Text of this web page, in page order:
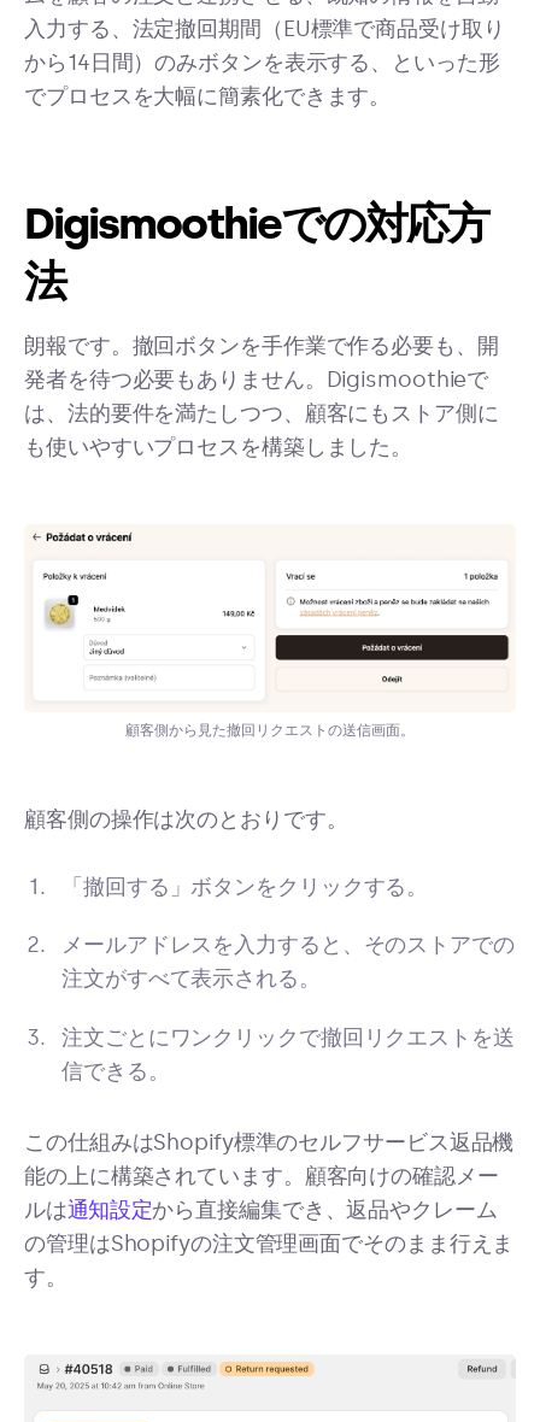
入力する、法定撤回期間（EU標準で商品受け取り
から14日間）のみボタンを表示する、といった形
でプロセスを大幅に簡素化できます。
Digismoothieでの対応方
法
朗報です。撤回ボタンを手作業で作る必要も、開
発者を待つ必要もありません。Digismoothieで
は、法的要件を満たしつつ、顧客にもストア側に
も使いやすいプロセスを構築しました。
顧客側から見た撤回リクエストの送信画面。
顧客側の操作は次のとおりです。
「撤回する」ボタンをクリックする。
メールアドレスを入力すると、そのストアでの
注文がすべて表示される。
注文ごとにワンクリックで撤回リクエストを送
信できる。
この仕組みはShopify標準のセルフサービス返品機
能の上に構築されています。顧客向けの確認メー
ルは通知設定から直接編集でき、返品やクレーム
の管理はShopifyの注文管理画面でそのまま行えま
す。